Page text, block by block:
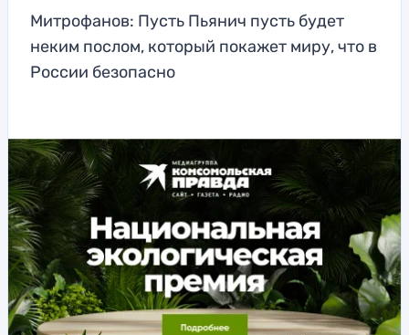
Митрофанов: Пусть Пьянич пусть будет
неким послом, который покажет миру, что в
России безопасно